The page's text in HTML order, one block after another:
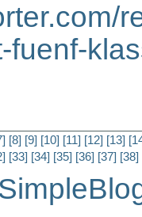
fuenf-
[8] [9] [10] [11] [12] [13]
[33] [34] [35] [36] [37] [38]